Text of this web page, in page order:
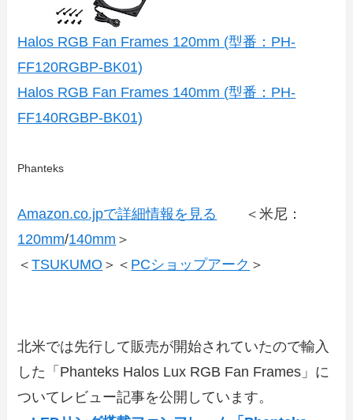
Halos RGB Fan Frames 120mm (型番：PH-
FF120RGBP-BK01)
Halos RGB Fan Frames 140mm (型番：PH-
FF140RGBP-BK01)
Phanteks
Amazon.co.jpで詳細情報を見る
＜米尼：
120mm/140mm ＞
＜TSUKUMO ＞＜ PCショップアーク ＞
北米では先行して販売が開始されていたので輸入
した「Phanteks Halos Lux RGB Fan Frames」に
ついてレビュー記事を公開しています。